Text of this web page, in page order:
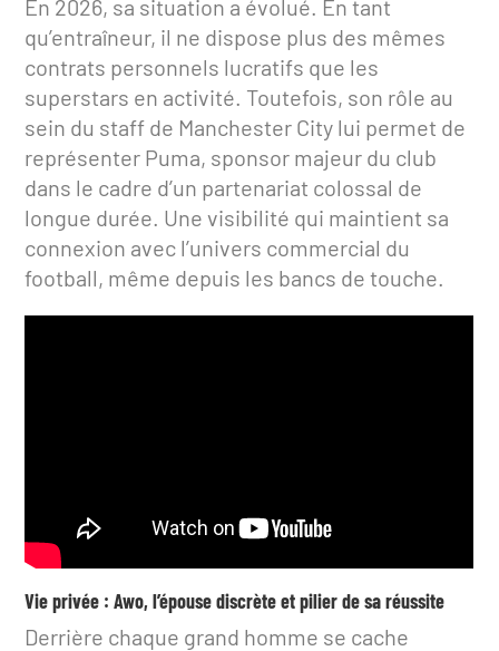
En 2026, sa situation a évolué. En tant
qu’entraîneur, il ne dispose plus des mêmes
contrats personnels lucratifs que les
superstars en activité. Toutefois, son rôle au
sein du staff de Manchester City lui permet de
représenter Puma, sponsor majeur du club
dans le cadre d’un partenariat colossal de
longue durée. Une visibilité qui maintient sa
connexion avec l’univers commercial du
football, même depuis les bancs de touche.
Vie privée : Awo, l’épouse discrète et pilier de sa réussite
Derrière chaque grand homme se cache